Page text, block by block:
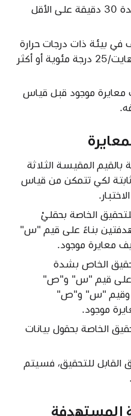
تأكد من إحماء الشاشة لمدة 30 دقيقة على الأقل
في بيئة ذات درجات حرارة
محيطة تبلغ 77 درجة فهرنهايت/25 درجة مئوية أو أكثر
معايرة موجود قبل قياس
بالقيم المقيسة الثلاثة
لكي تتمكن من قياس
الخاصة بحقليْ
بناءً على قيم "س"
معايرة موجود.
الخاص بشدة
على قيم "س" و"ص"
وقيم "س" و"ص"
موجود.
الخاصة بحقول بيانات
القابل للتحقيق، فسيتم
المستهدفة